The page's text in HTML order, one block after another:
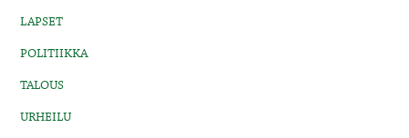
LAPSET
POLITIIKKA
TALOUS
URHEILU